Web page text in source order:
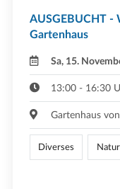
AUSGEBUCHT -
Gartenhaus
Sa, 15.
13:00 - 16:30
Gartenhaus
Diverses Natur